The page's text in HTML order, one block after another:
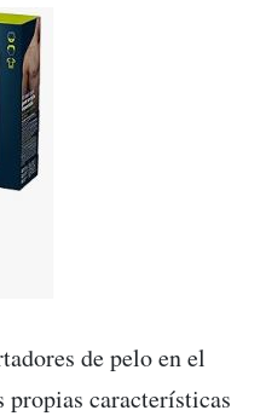
de pelo en el
propias características